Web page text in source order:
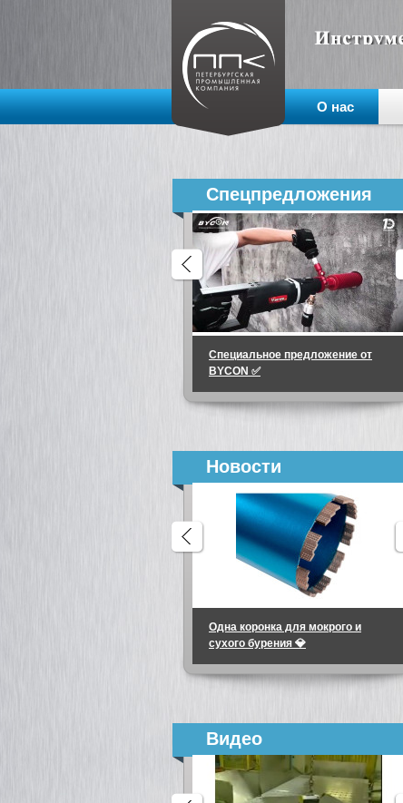
О нас
Спецпредложения
Специальное предложение от
BYCON ✅
Новости
Одна коронка для мокрого и
сухого бурения 💎
Видео